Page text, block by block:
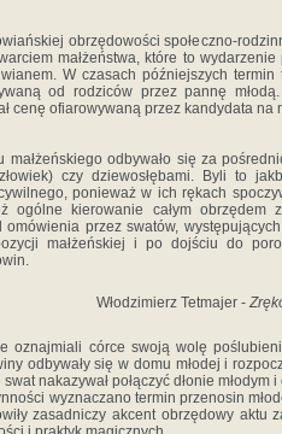
obrzędowości społeczno-
małżeństwa, które to
W czasach późniejszych
od rodziców przez pannę
cenę ofiarowywaną przez kandydata na
małżeńskiego odbywało się za
czy dziewosłębami. Byli to
ponieważ w ich rękach
ogólne kierowanie całym obrzędem
omówienia przez swatów,
małżeńskiej i po dojściu do
Włodzimierz Tetmajer -
oznajmiali córce swoją wolę
odbywały się w domu młodej i
nakazywał połączyć dłonie młodym
wy­znaczano termin przenosin
zasadniczy akcent obrzędowy aktu